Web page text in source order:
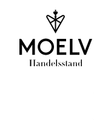
content